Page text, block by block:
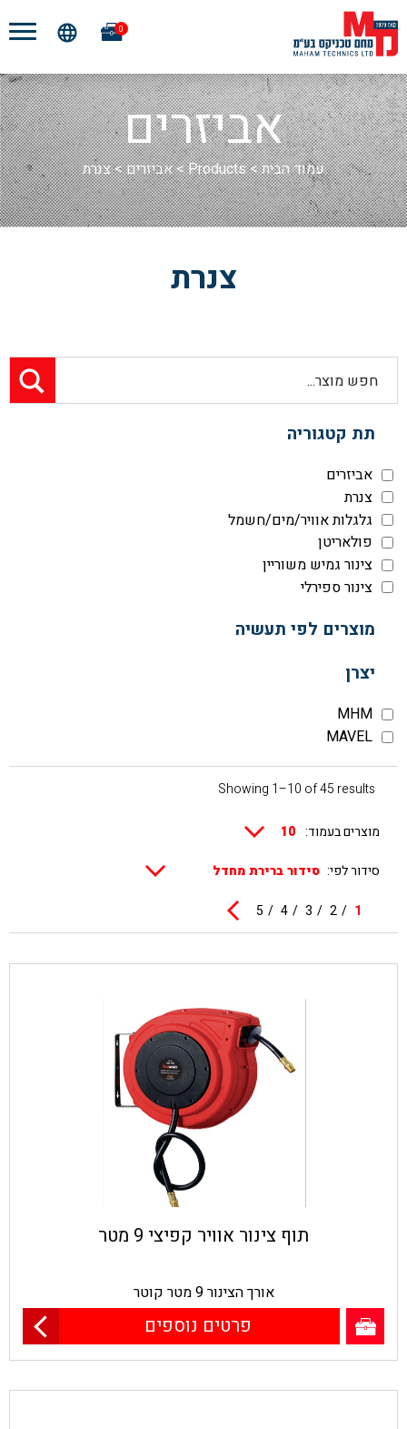
0
אביזרים
עמוד הבית>
Products
>אביזרים>צנרת
צנרת
Showing 1–10 of 45 results
מוצרים בעמוד:
סידור לפי:
1
2
3
4
5
תוף צינור אוויר קפיצי 9 מטר
אורך הצינור 9 מטר קוטר
פרטים נוספים
תת קטגוריה
אביזרים
צנרת
גלגלות אוויר/מים/חשמל
פולאריטן
צינור גמיש משוריין
צינור ספירלי
מוצרים לפי תעשיה
יצרן
MHM
MAVEL